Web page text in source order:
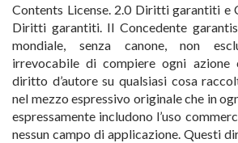
Contents License. 2.0 Diritti garantiti e
Diritti garantiti. Il Concedente
mondiale, senza canone, non
irrevocabile di compiere ogni
diritto d’autore su qualsiasi cosa
nel mezzo espressivo originale che in
espressamente includono l’uso
nessun campo di applicazione. Questi